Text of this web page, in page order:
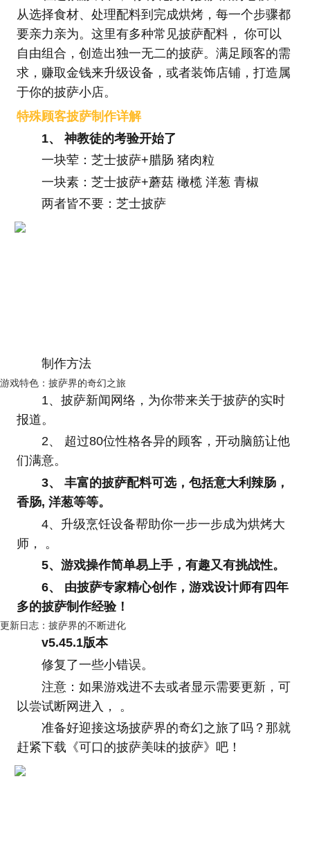
从选择食材、处理配料到完成烘烤，每一个步骤都
要亲力亲为。这里有多种常见披萨配料， 你可以
自由组合，创造出独一无二的披萨。满足顾客的需
求，赚取金钱来升级设备，或者装饰店铺，打造属
于你的披萨小店。
特殊顾客披萨制作详解
1、 神教徒的考验开始了
一块荤：芝士披萨+腊肠 猪肉粒
一块素：芝士披萨+蘑菇 橄榄 洋葱 青椒
两者皆不要：芝士披萨
制作方法
游戏特色：披萨界的奇幻之旅
1、披萨新闻网络，为你带来关于披萨的实时
报道。
2、 超过80位性格各异的顾客，开动脑筋让他
们满意。
3、 丰富的披萨配料可选，包括意大利辣肠，
香肠, 洋葱等等。
4、升级烹饪设备帮助你一步一步成为烘烤大
师， 。
5、游戏操作简单易上手，有趣又有挑战性。
6、 由披萨专家精心创作，游戏设计师有四年
多的披萨制作经验！
更新日志：披萨界的不断进化
v5.45.1版本
修复了一些小错误。
注意：如果游戏进不去或者显示需要更新，可
以尝试断网进入， 。
准备好迎接这场披萨界的奇幻之旅了吗？那就
赶紧下载《可口的披萨美味的披萨》吧！